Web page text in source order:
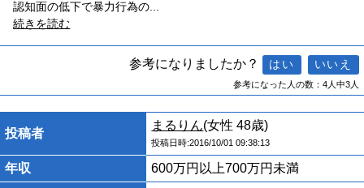
認知面の低下で暴力行為の
続きを読む
参考になりましたか？
参考になった人の数：4人中3人
投稿者
まるりん(女性 48歳)
投稿日時:2016/10/01 09:38:13
年収
600万円以上700万円未満